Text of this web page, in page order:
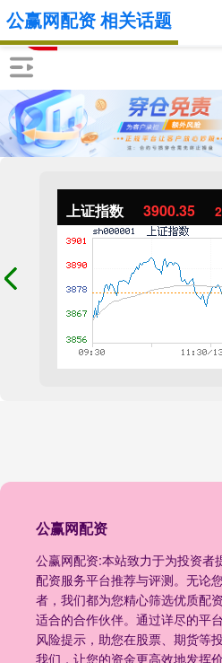
上证指数 3900.35
公赢网配资
公赢网配资:本站致力于为投资者
配资服务平台推荐与评测。无论
者，我们都为您精心筛选优质配
适合的合作伙伴。通过详尽的平
风险提示，助您在股票、期货等
我们，让您的资金更高效地发挥
公赢网配资 相关话题